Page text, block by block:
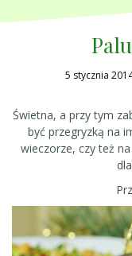
5 stycznia
Świetna, a przy tym
być przegryzką na
wieczorze, czy też